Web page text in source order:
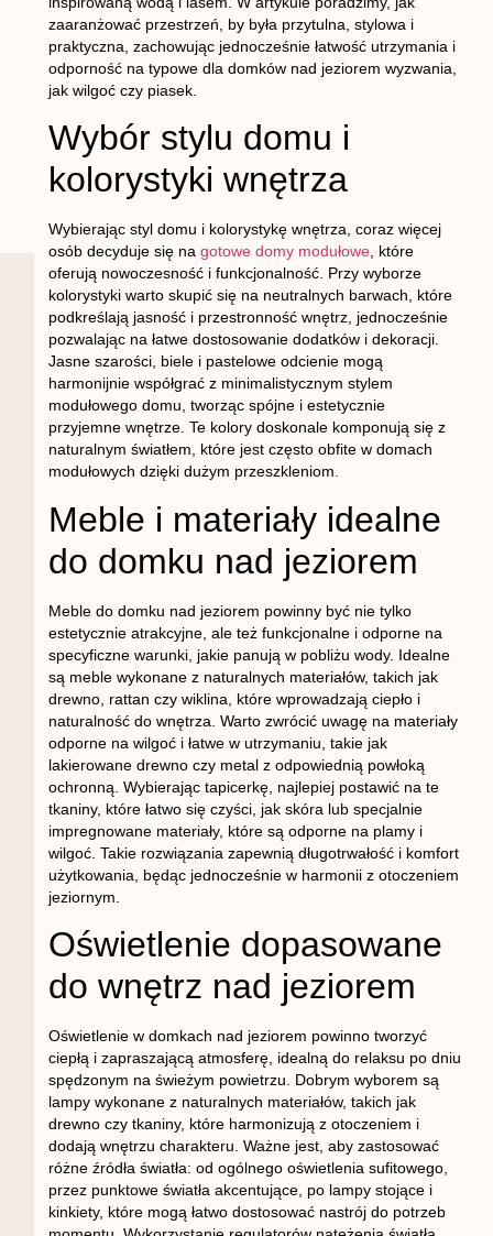
zaaranżować przestrzeń, by była przytulna, stylowa i
praktyczna, zachowując jednocześnie łatwość utrzymania i
odporność na typowe dla domków nad jeziorem wyzwania,
jak wilgoć czy piasek.
Wybór stylu domu i
kolorystyki wnętrza
Wybierając styl domu i kolorystykę wnętrza, coraz więcej
osób decyduje się na gotowe domy modułowe, które
oferują nowoczesność i funkcjonalność. Przy wyborze
kolorystyki warto skupić się na neutralnych barwach, które
podkreślają jasność i przestronność wnętrz, jednocześnie
pozwalając na łatwe dostosowanie dodatków i dekoracji.
Jasne szarości, biele i pastelowe odcienie mogą
harmonijnie współgrać z minimalistycznym stylem
modułowego domu, tworząc spójne i estetycznie
przyjemne wnętrze. Te kolory doskonale komponują się z
naturalnym światłem, które jest często obfite w domach
modułowych dzięki dużym przeszkleniom.
Meble i materiały idealne
do domku nad jeziorem
Meble do domku nad jeziorem powinny być nie tylko
estetycznie atrakcyjne, ale też funkcjonalne i odporne na
specyficzne warunki, jakie panują w pobliżu wody. Idealne
są meble wykonane z naturalnych materiałów, takich jak
drewno, rattan czy wiklina, które wprowadzają ciepło i
naturalność do wnętrza. Warto zwrócić uwagę na materiały
odporne na wilgoć i łatwe w utrzymaniu, takie jak
lakierowane drewno czy metal z odpowiednią powłoką
ochronną. Wybierając tapicerkę, najlepiej postawić na te
tkaniny, które łatwo się czyści, jak skóra lub specjalnie
impregnowane materiały, które są odporne na plamy i
wilgoć. Takie rozwiązania zapewnią długotrwałość i komfort
użytkowania, będąc jednocześnie w harmonii z otoczeniem
jeziornym.
Oświetlenie dopasowane
do wnętrz nad jeziorem
Oświetlenie w domkach nad jeziorem powinno tworzyć
ciepłą i zapraszającą atmosferę, idealną do relaksu po dniu
spędzonym na świeżym powietrzu. Dobrym wyborem są
lampy wykonane z naturalnych materiałów, takich jak
drewno czy tkaniny, które harmonizują z otoczeniem i
dodają wnętrzu charakteru. Ważne jest, aby zastosować
różne źródła światła: od ogólnego oświetlenia sufitowego,
przez punktowe światła akcentujące, po lampy stojące i
kinkiety, które mogą łatwo dostosować nastrój do potrzeb